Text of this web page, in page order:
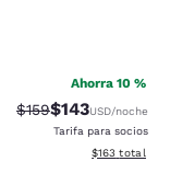
Ahorra 10 %
Precio tachado:
$159Precio con
$143USD/noche
Tarifa para socios
Ver detalles
$163 total